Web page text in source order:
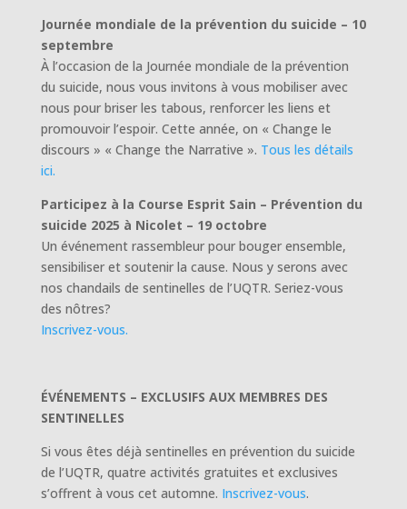
Journée mondiale de la prévention du suicide – 10
septembre
À l’occasion de la Journée mondiale de la prévention
du suicide, nous vous invitons à vous mobiliser avec
nous pour briser les tabous, renforcer les liens et
promouvoir l’espoir. Cette année, on « Change le
discours » « Change the Narrative ». Tous les détails
ici.
Participez à la Course Esprit Sain – Prévention du
suicide 2025 à Nicolet – 19 octobre
Un événement rassembleur pour bouger ensemble,
sensibiliser et soutenir la cause. Nous y serons avec
nos chandails de sentinelles de l’UQTR. Seriez-vous
des nôtres?
Inscrivez-vous.
ÉVÉNEMENTS – EXCLUSIFS AUX MEMBRES DES
SENTINELLES
Si vous êtes déjà sentinelles en prévention du suicide
de l’UQTR, quatre activités gratuites et exclusives
s’offrent à vous cet automne. Inscrivez-vous.